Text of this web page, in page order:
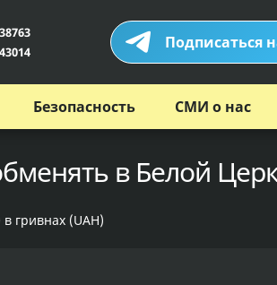
Подписаться
Безопасность СМИ о нас
в Белой
гривнах (UAH)